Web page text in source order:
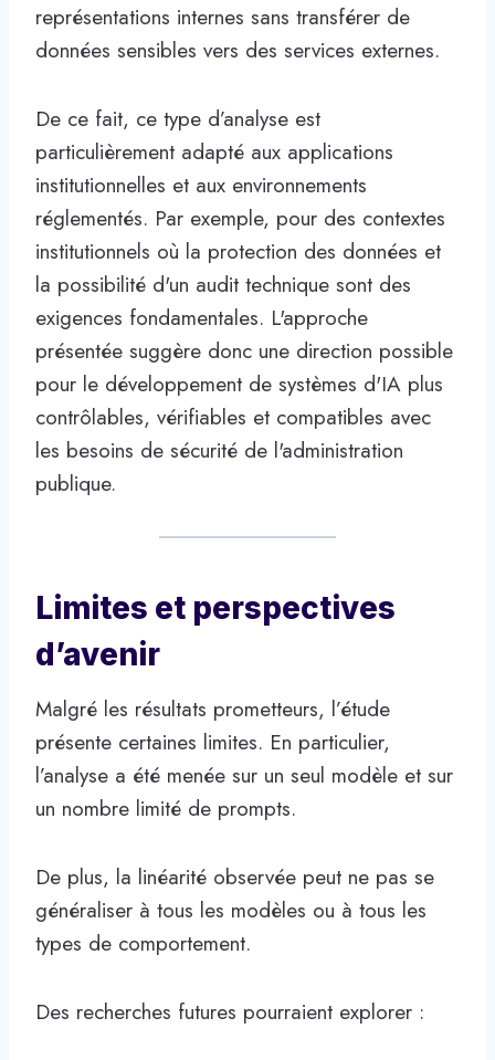
représentations internes sans transférer de
données sensibles vers des services externes.
De ce fait, ce type d’analyse est
particulièrement adapté aux applications
institutionnelles et aux environnements
réglementés. Par exemple, pour des contextes
institutionnels où la protection des données et
la possibilité d'un audit technique sont des
exigences fondamentales. L'approche
présentée suggère donc une direction possible
pour le développement de systèmes d'IA plus
contrôlables, vérifiables et compatibles avec
les besoins de sécurité de l'administration
publique.
Limites et perspectives
d’avenir
Malgré les résultats prometteurs, l’étude
présente certaines limites. En particulier,
l’analyse a été menée sur un seul modèle et sur
un nombre limité de prompts.
De plus, la linéarité observée peut ne pas se
généraliser à tous les modèles ou à tous les
types de comportement.
Des recherches futures pourraient explorer :